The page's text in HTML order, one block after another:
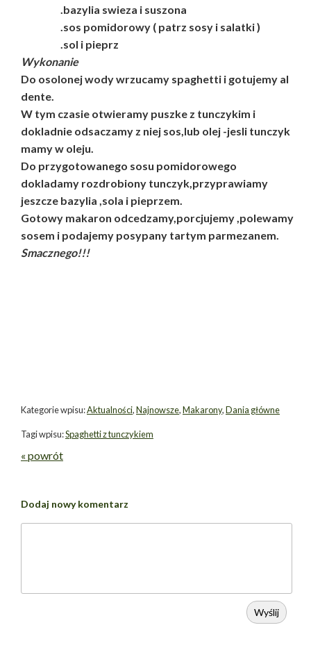
.bazylia swieza i suszona
.sos pomidorowy ( patrz sosy i salatki )
.sol i pieprz
Wykonanie
Do osolonej wody wrzucamy spaghetti i gotujemy al
dente.
W tym czasie otwieramy puszke z tunczykim i
dokladnie odsaczamy z niej sos,lub olej -jesli tunczyk
mamy w oleju.
Do przygotowanego sosu pomidorowego
dokladamy rozdrobiony tunczyk,przyprawiamy
jeszcze bazylia ,sola i pieprzem.
Gotowy makaron odcedzamy,porcjujemy ,polewamy
sosem i podajemy posypany tartym parmezanem.
Smacznego!!!
Kategorie wpisu:Aktualności,Najnowsze,Makarony,Dania główne
Tagi wpisu:Spaghetti z tunczykiem
« powrót
Dodaj nowy komentarz
Wyślij